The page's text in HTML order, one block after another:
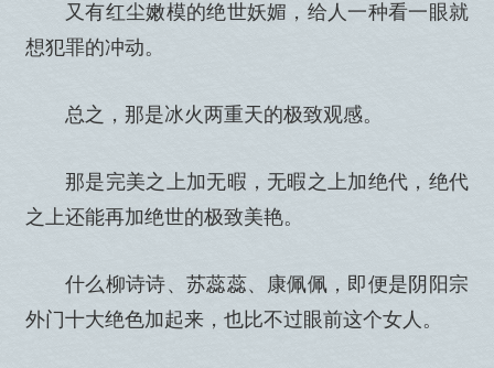
又有红尘嫩模的绝世妖媚，给人一种看一眼就
想犯罪的冲动。
总之，那是冰火两重天的极致观感。
那是完美之上加无暇，无暇之上加绝代，绝代
之上还能再加绝世的极致美艳。
什么柳诗诗、苏蕊蕊、康佩佩，即便是阴阳宗
外门十大绝色加起来，也比不过眼前这个女人。